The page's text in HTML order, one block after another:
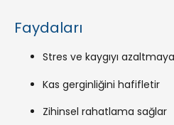
Faydaları
Stres ve kaygıyı
Kas gerginliğini hafifletir
Zihinsel rahatlama sağlar